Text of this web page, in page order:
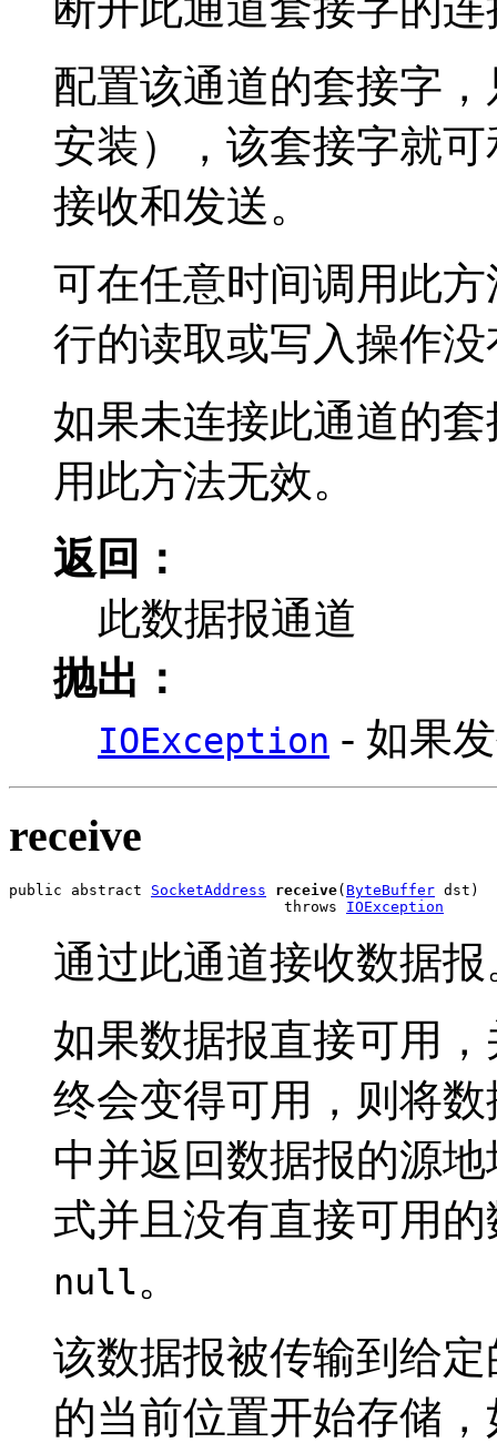
配置该通道的套接字
安装），该套接字就
接收和发送。
可在任意时间调用此
行的读取或写入操作
如果未连接此通道的
用此方法无效。
返回：
此数据报通道
抛出：
IOException - 如果
receive
public abstract SocketAddress receive( ByteBuffer dst)
                               throws
IOException
通过此通道接收数据报
如果数据报直接可用
终会变得可用，则将
中并返回数据报的源
式并且没有直接可用
null。
该数据报被传输到给
的当前位置开始存储